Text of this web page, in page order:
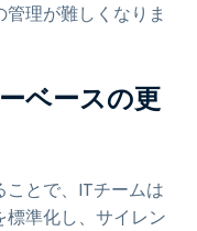
理が難しくなりま
ベースの更
とで、ITチームは
準化し、サイレン